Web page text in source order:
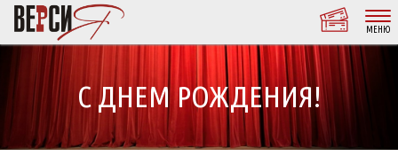
МЕНЮ
С ДНЕМ РОЖДЕНИЯ!